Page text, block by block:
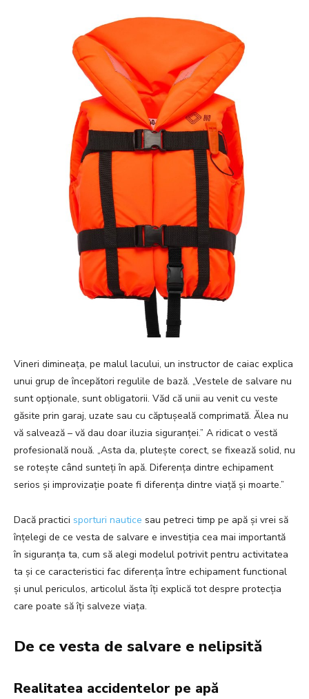
Vineri dimineața, pe malul lacului, un instructor de caiac explica
unui grup de începători regulile de bază. „Vestele de salvare nu
sunt opționale, sunt obligatorii. Văd că unii au venit cu veste
găsite prin garaj, uzate sau cu căptușeală comprimată. Ălea nu
vă salvează – vă dau doar iluzia siguranței.” A ridicat o vestă
profesională nouă. „Asta da, plutește corect, se fixează solid, nu
se rotește când sunteți în apă. Diferența dintre echipament
serios și improvizație poate fi diferența dintre viață și moarte.”
Dacă practici sporturi nautice sau petreci timp pe apă și vrei să
înțelegi de ce vesta de salvare e investiția cea mai importantă
în siguranța ta, cum să alegi modelul potrivit pentru activitatea
ta și ce caracteristici fac diferența între echipament functional
și unul periculos, articolul ăsta îți explică tot despre protecția
care poate să îți salveze viața.
De ce vesta de salvare e nelipsită
Realitatea accidentelor pe apă